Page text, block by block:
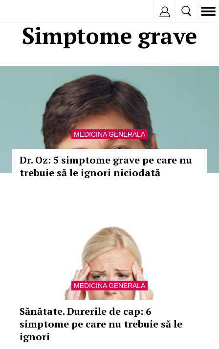
Simptome grave
MEDICINA GENERALA
Dr. Oz: 5 simptome grave pe care nu
trebuie să le ignori niciodată
MEDICINA GENERALA
Sănătate. Durerile de cap: 6
simptome pe care nu trebuie să le
ignori